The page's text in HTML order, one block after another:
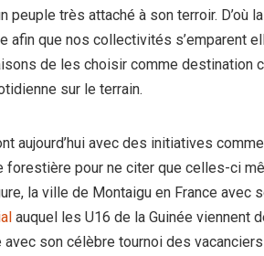
peuple très attaché à son terroir.
afin que nos collectivités s’emparent
de les choisir comme destination
sur le terrain.
aujourd’hui avec des initiatives
forestière pour ne citer que celles-ci
la ville de Montaigu en France avec
auquel les U16 de la Guinée viennent
son célèbre tournoi des